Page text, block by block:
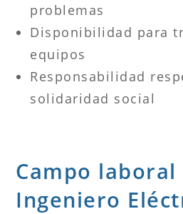
problemas
Disponibilidad para
equipos
Responsabilidad
solidaridad social
Campo laboral
Ingeniero